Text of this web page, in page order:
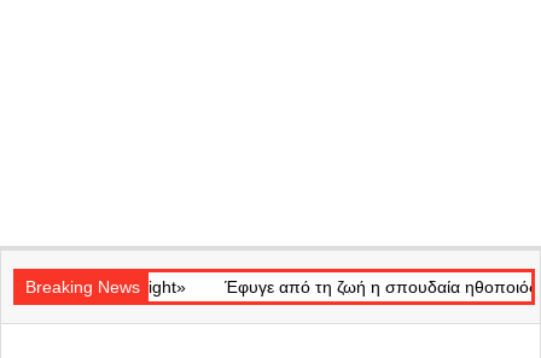
Navigation
Menu
Breaking News
«Ray of Light» Έφυγε από τη ζωή η σπουδαία ηθοποιός Μάρω